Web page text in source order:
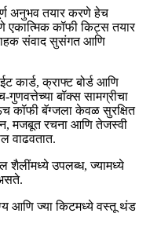
अनुभव तयार करणे हेच
एकात्मिक कॉफी किट्स तयार
संवाद सुसंगत आणि
कार्ड, क्राफ्ट बोर्ड आणि
गुणवत्तेच्या बॉक्स सामग्रीचा
कॉफी बॅग्जला केवळ सुरक्षित
मजबूत रचना आणि तेजस्वी
वाढवतात.
शैलींमध्ये उपलब्ध, ज्यामध्ये
आणि ज्या किटमध्ये वस्तू थंड